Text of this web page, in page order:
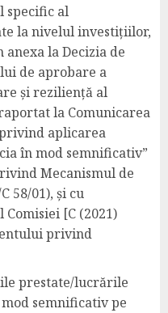
specific al
la nivelul investițiilor,
la Decizia de
de aprobare a
și reziliență al
la Comunicarea
aplicarea
în mod semnificativ”
Mecanismul de
58/01), și cu
[C (2021)
privind
prestate/lucrările
semnificativ pe